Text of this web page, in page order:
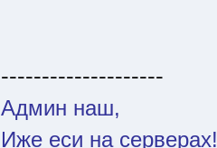
--------------------
Админ наш,
Иже еси на серверах!